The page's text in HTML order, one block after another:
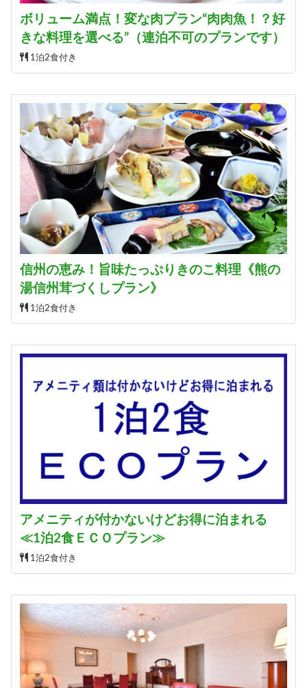
ボリューム満点！変な肉プラン“肉肉魚！？好
きな料理を選べる”（連泊不可のプランです）
1泊2食付き
信州の恵み！旨味たっぷりきのこ料理《熊の
湯信州茸づくしプラン》
1泊2食付き
アメニティが付かないけどお得に泊まれる
≪1泊2食ＥＣＯプラン≫
1泊2食付き